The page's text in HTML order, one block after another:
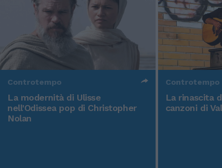
Controtempo
La modernità di Ulisse
nell'Odissea pop di Christopher
Nolan
Controtempo
La rinascita
canzoni di